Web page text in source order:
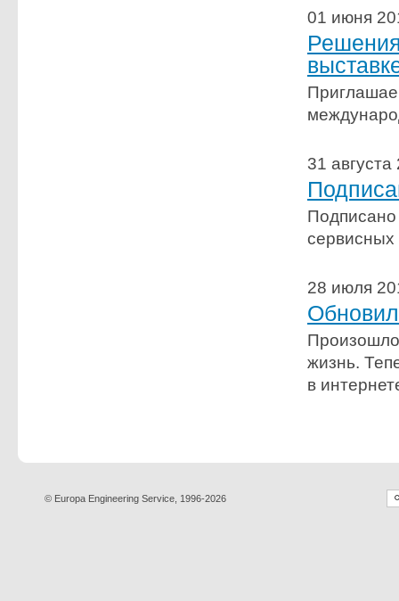
01 июня
31 августа
Подписано
сервисных
28 июля
жизнь.
в
© Europa Engineering Service, 1996-2026